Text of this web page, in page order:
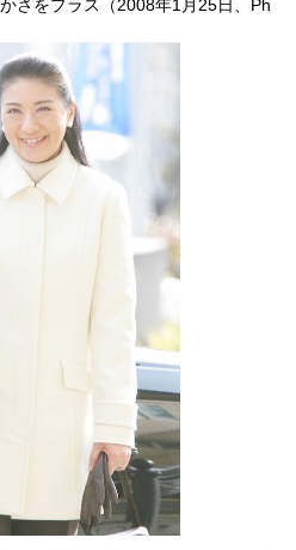
さをプラス（2008年1月25日、Ph